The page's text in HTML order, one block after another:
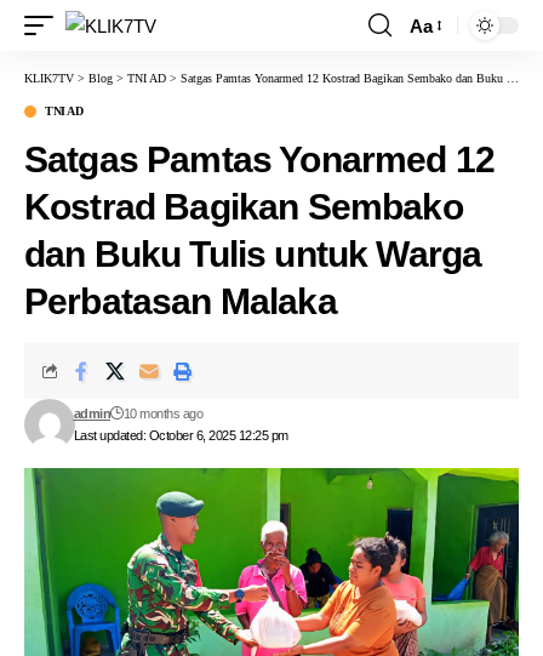
Aa
KLIK7TV > Blog > TNI AD > Satgas Pamtas Yonarmed 12 Kostrad Bagikan Sembako dan Buku Tulis untuk Warga Perbatasan Malaka
TNI AD
Satgas Pamtas Yonarmed 12
Kostrad Bagikan Sembako
dan Buku Tulis untuk Warga
Perbatasan Malaka
Last updated: October 6, 2025 12:25 pm
admin 10 months ago